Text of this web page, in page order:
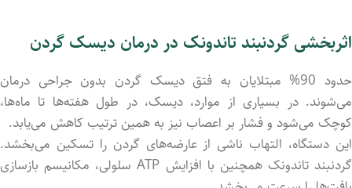
اثربخشی گردنبند تاندونک در درمان دیسک گردن
حدود 90% مبتلایان به فتق دیسک گردن بدون جراحی درمان
می‌شوند. در بسیاری از موارد، دیسک، در طول هفته‌ها تا ماه‌ها،
کوچک می‌شود و فشار بر اعصاب نیز به همین ترتیب کاهش می‌یابد.
این دستگاه، التهاب ناشی از عارضه‌های گردن را تسکین می‌بخشد.
گردنبند تاندونک همچنین با افزایش ATP سلولی، مکانیسم بازسازی